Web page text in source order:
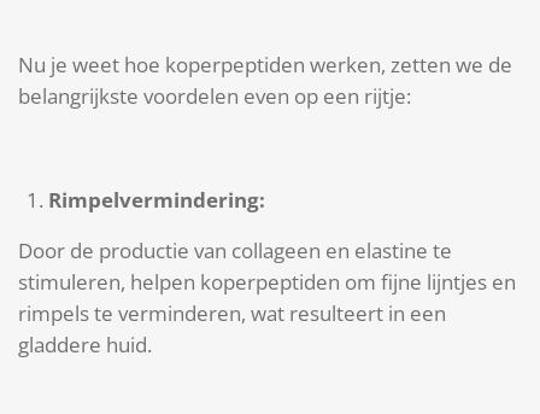
Nu je weet hoe koperpeptiden werken, zetten we de
belangrijkste voordelen even op een rijtje:
Rimpelvermindering:
Door de productie van collageen en elastine te
stimuleren, helpen koperpeptiden om fijne lijntjes en
rimpels te verminderen, wat resulteert in een
gladdere huid.